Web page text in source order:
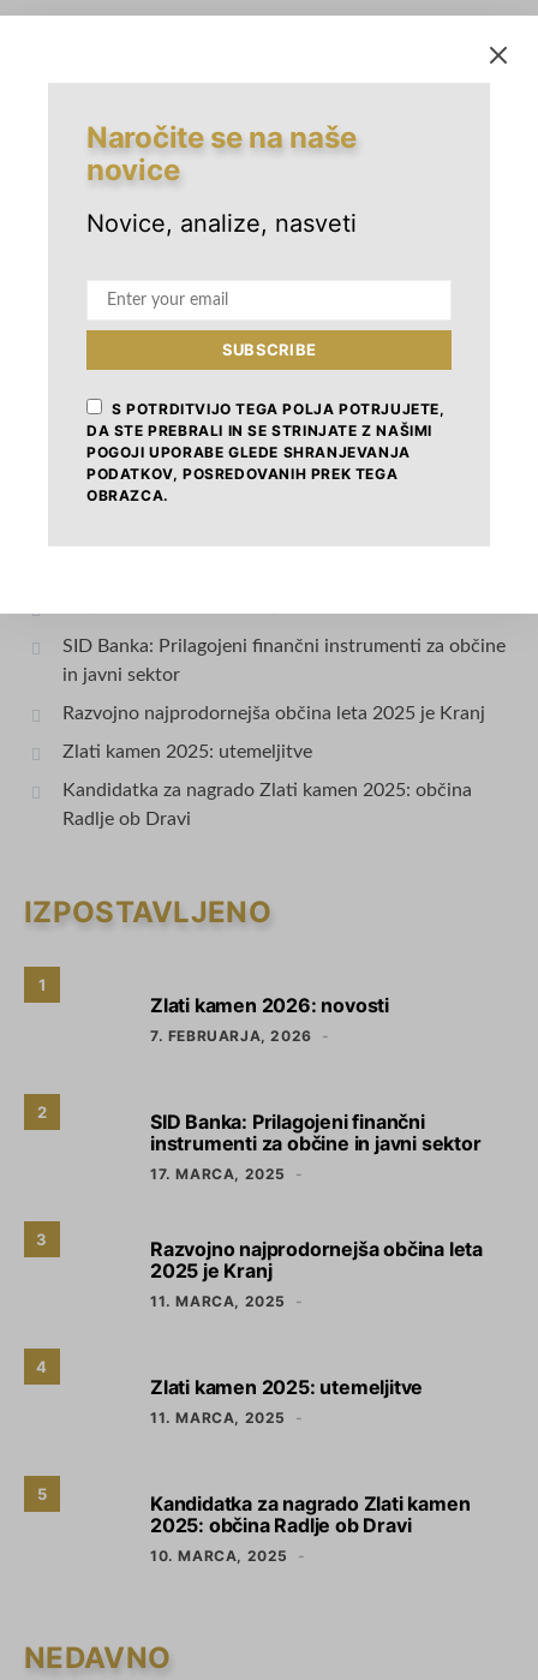
ČLANKI NAGRADA ZLATI KAMEN ZLATI KAMEN
Zlati kamen 2026: novosti
7. FEBRUARJA, 2026
NAJNOVEJŠE OBJAVE
SID Banka: Prilagojeni finančni instrumenti za občine
in javni sektor
Razvojno najprodornejša občina leta 2025 je Kranj
Zlati kamen 2025: utemeljitve
Kandidatka za nagrado Zlati kamen 2025: občina
Radlje ob Dravi
IZPOSTAVLJENO
1
Zlati kamen 2026: novosti
7. FEBRUARJA, 2026
2
SID Banka: Prilagojeni finančni
instrumenti za občine in javni sektor
17. MARCA, 2025
3
Razvojno najprodornejša občina leta
2025 je Kranj
11. MARCA, 2025
4
Zlati kamen 2025: utemeljitve
11. MARCA, 2025
5
Kandidatka za nagrado Zlati kamen
2025: občina Radlje ob Dravi
10. MARCA, 2025
NEDAVNO
Naročite se na naše
novice
Novice, analize, nasveti
SUBSCRIBE
S POTRDITVIJO TEGA POLJA POTRJUJETE,
DA STE PREBRALI IN SE STRINJATE Z NAŠIMI
POGOJI UPORABE GLEDE SHRANJEVANJA
PODATKOV, POSREDOVANIH PREK TEGA
OBRAZCA.